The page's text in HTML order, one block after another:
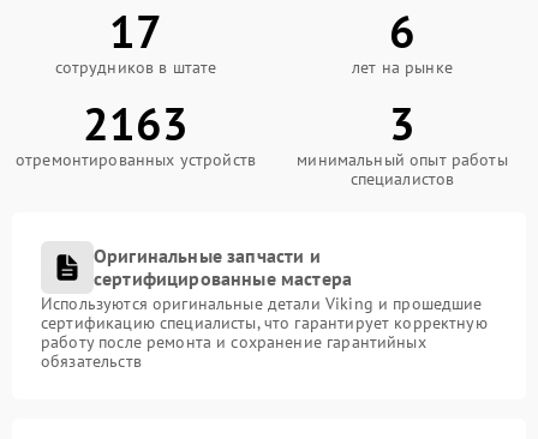
17
сотрудников в штате
6
лет на рынке
2163
отремонтированных устройств
3
минимальный опыт работы
специалистов
Оригинальные запчасти и
сертифицированные мастера
Используются оригинальные детали Viking и прошедшие
сертификацию специалисты, что гарантирует корректную
работу после ремонта и сохранение гарантийных
обязательств